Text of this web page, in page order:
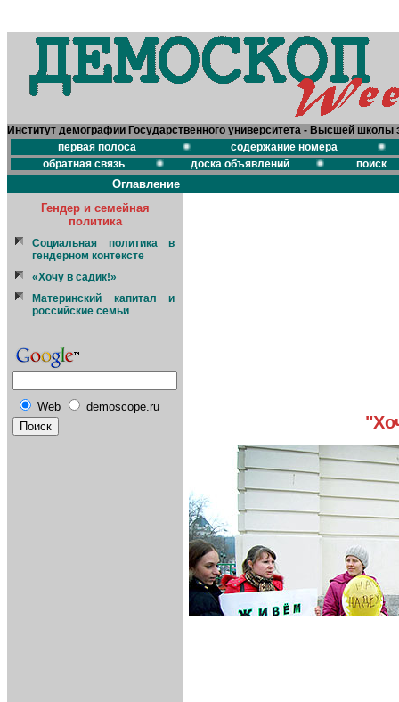
Институт демографии Государственного университета - Высшей школы
первая полоса
содержание номера
обратная связь
доска объявлений поиск
Оглавление
Гендер и семейная
политика
Социальная политика в
гендерном контексте
«Хочу в садик!»
Материнский капитал и
российские семьи
Web demoscope.ru